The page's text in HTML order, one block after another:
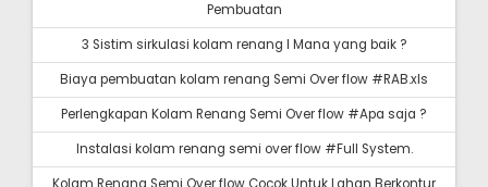
Pembuatan
3 Sistim sirkulasi kolam renang I Mana yang baik ?
Biaya pembuatan kolam renang Semi Over flow #RAB.xls
Perlengkapan Kolam Renang Semi Over flow #Apa saja ?
Instalasi kolam renang semi over flow #Full System.